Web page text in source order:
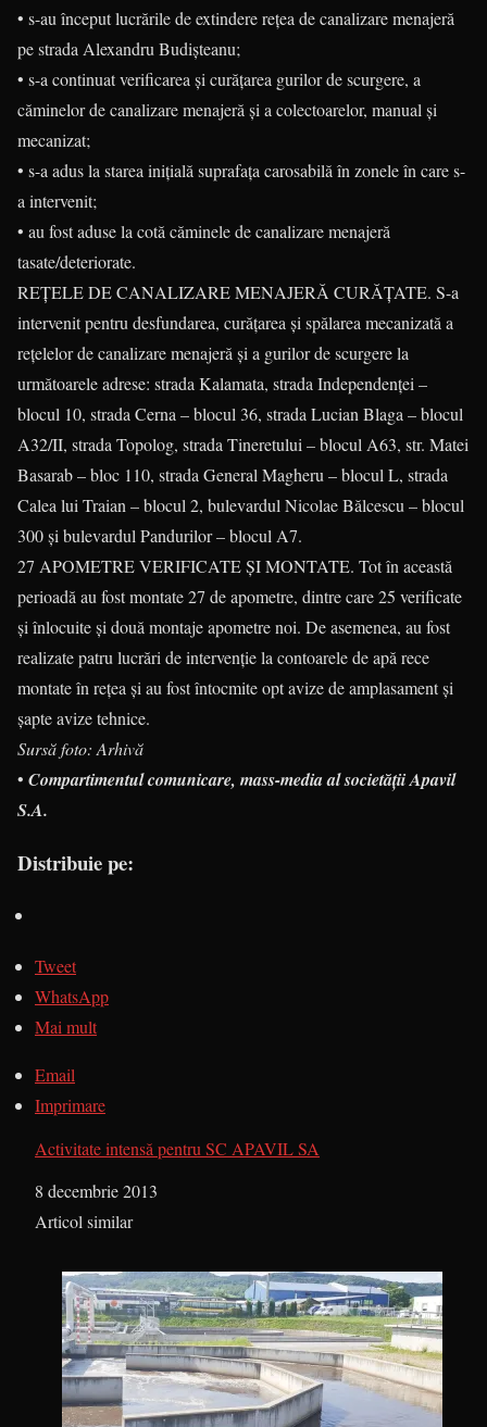
• s-au început lucrările de extindere rețea de canalizare menajeră
pe strada Alexandru Budișteanu;
• s-a continuat verificarea și curățarea gurilor de scurgere, a
căminelor de canalizare menajeră și a colectoarelor, manual și
mecanizat;
• s-a adus la starea inițială suprafața carosabilă în zonele în care s-
a intervenit;
• au fost aduse la cotă căminele de canalizare menajeră
tasate/deteriorate.
REȚELE DE CANALIZARE MENAJERĂ CURĂŢATE. S-a
intervenit pentru desfundarea, curățarea și spălarea mecanizată a
rețelelor de canalizare menajeră și a gurilor de scurgere la
următoarele adrese: strada Kalamata, strada Independenței –
blocul 10, strada Cerna – blocul 36, strada Lucian Blaga – blocul
A32/II, strada Topolog, strada Tineretului – blocul A63, str. Matei
Basarab – bloc 110, strada General Magheru – blocul L, strada
Calea lui Traian – blocul 2, bulevardul Nicolae Bălcescu – blocul
300 și bulevardul Pandurilor – blocul A7.
27 APOMETRE VERIFICATE ŞI MONTATE. Tot în această
perioadă au fost montate 27 de apometre, dintre care 25 verificate
și înlocuite și două montaje apometre noi. De asemenea, au fost
realizate patru lucrări de intervenție la contoarele de apă rece
montate în rețea și au fost întocmite opt avize de amplasament și
șapte avize tehnice.
Sursă foto: Arhivă
• Compartimentul comunicare, mass-media al societății Apavil
S.A.
Distribuie pe:
Tweet
WhatsApp
Mai mult
Email
Imprimare
Activitate intensă pentru SC APAVIL SA
Dată
8 decembrie 2013
În legătură cu
Articol similar